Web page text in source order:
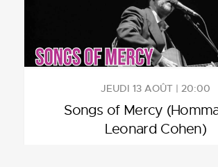
JEUDI 13 AOÛT | 20:00
Songs of Mercy
Leonard Cohen)